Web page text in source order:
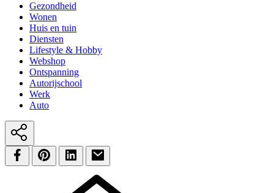
Gezondheid
Wonen
Huis en tuin
Diensten
Lifestyle & Hobby
Webshop
Ontspanning
Autorijschool
Werk
Auto